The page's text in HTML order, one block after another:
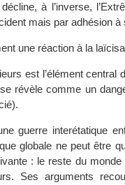
à l’inverse,
mais par adhésion
une réaction à la
est l’élément
révèle comme un
guerre interétatique
globale ne peut être
: le reste du monde
Ses arguments